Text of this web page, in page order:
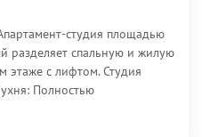
студия площадью
разделяет спальную и жилую
этаже с лифтом. Студия
Полностью